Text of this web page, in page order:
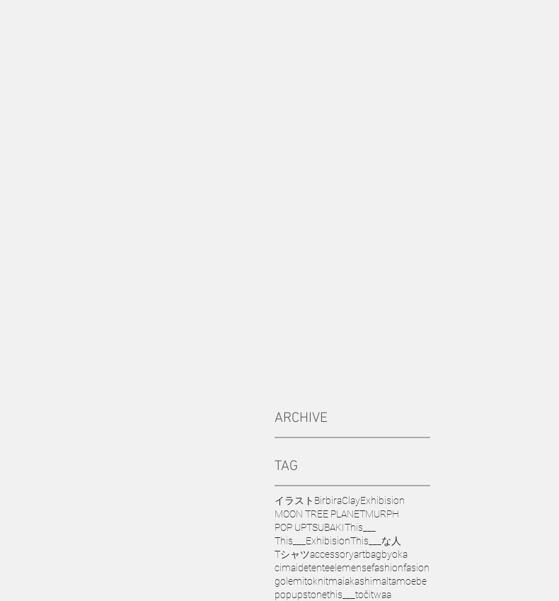
ARCHIVE
TAG
イラスト BirbiraClayExhibision
MOON TREE PLANETMURPH
POP UPTSUBAKIThis___
This___ExhibisionThis___な人
Tシャツaccessoryartbagbyoka
cimaidetenteelemensefashionfasion
golemitoknitmaiakashimaltamoebe
popupstonethis___ točitwaa